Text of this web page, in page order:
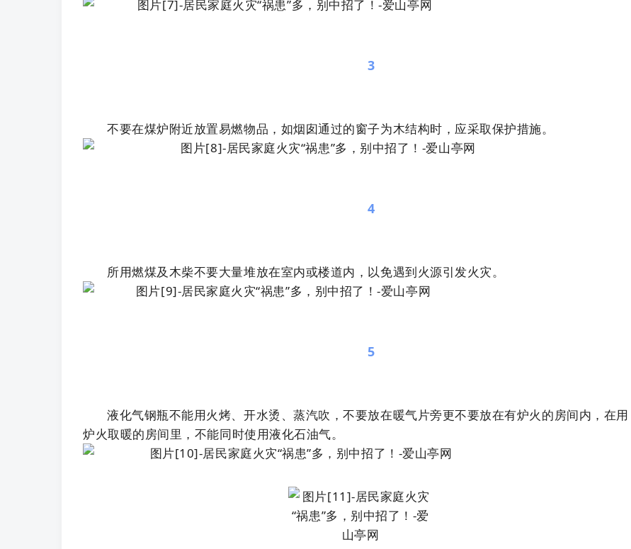
3
不要在煤炉附近放置易燃物品，如烟囱通过的窗子为木结构时，应采取保护措施。
4
所用燃煤及木柴不要大量堆放在室内或楼道内，以免遇到火源引发火灾。
5
液化气钢瓶不能用火烤、开水烫、蒸汽吹，不要放在暖气片旁更不要放在有炉火的房间内，在用
炉火取暖的房间里，不能同时使用液化石油气。